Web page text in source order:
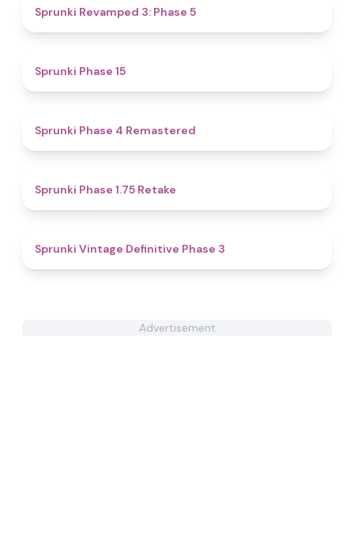
Sprunki Revamped 3: Phase 5
Sprunki Phase 15
Sprunki Phase 4 Remastered
Sprunki Phase 1.75 Retake
Sprunki Vintage Definitive Phase 3
Advertisement